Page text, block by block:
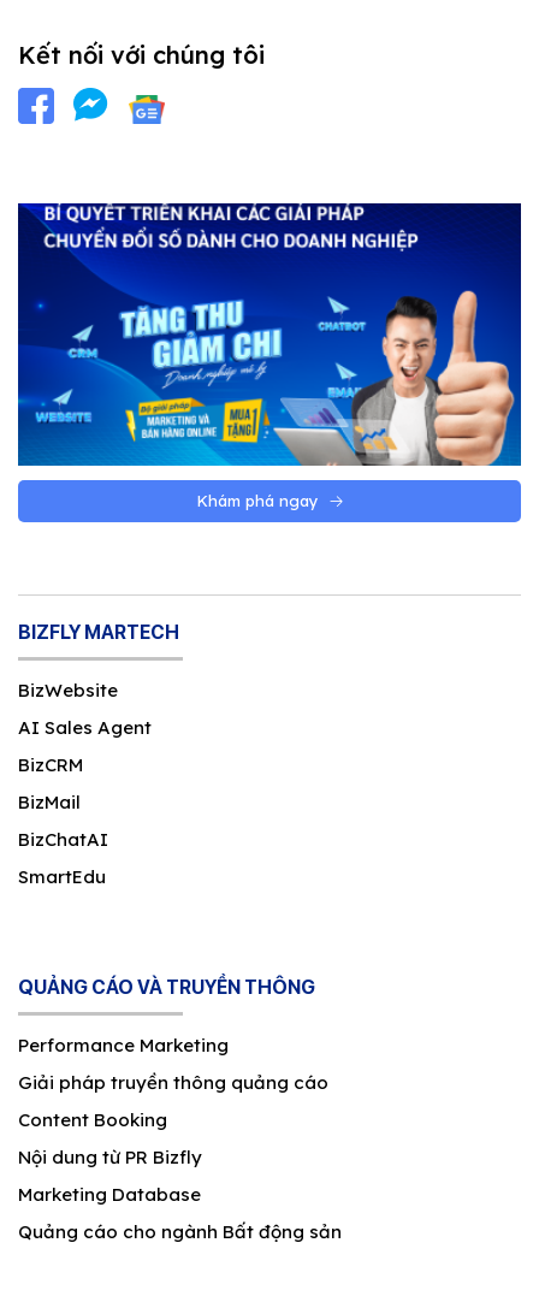
Kết nối với chúng tôi
Khám phá ngay
BIZFLY MARTECH
BizWebsite
AI Sales Agent
BizCRM
BizMail
BizChatAI
SmartEdu
QUẢNG CÁO VÀ TRUYỀN THÔNG
Performance Marketing
Giải pháp truyền thông quảng cáo
Content Booking
Nội dung từ PR Bizfly
Marketing Database
Quảng cáo cho ngành Bất động sản